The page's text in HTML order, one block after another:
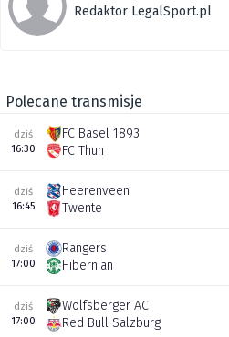
Redaktor LegalSport.pl
Polecane transmisje
dziś
16:30
FC Basel 1893
FC Thun
dziś
16:45
Heerenveen
Twente
dziś
17:00
Rangers
Hibernian
dziś
17:00
Wolfsberger AC
Red Bull Salzburg